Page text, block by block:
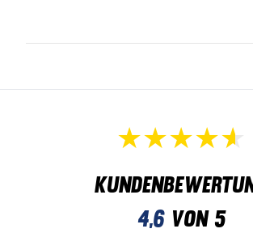
4,6von 5